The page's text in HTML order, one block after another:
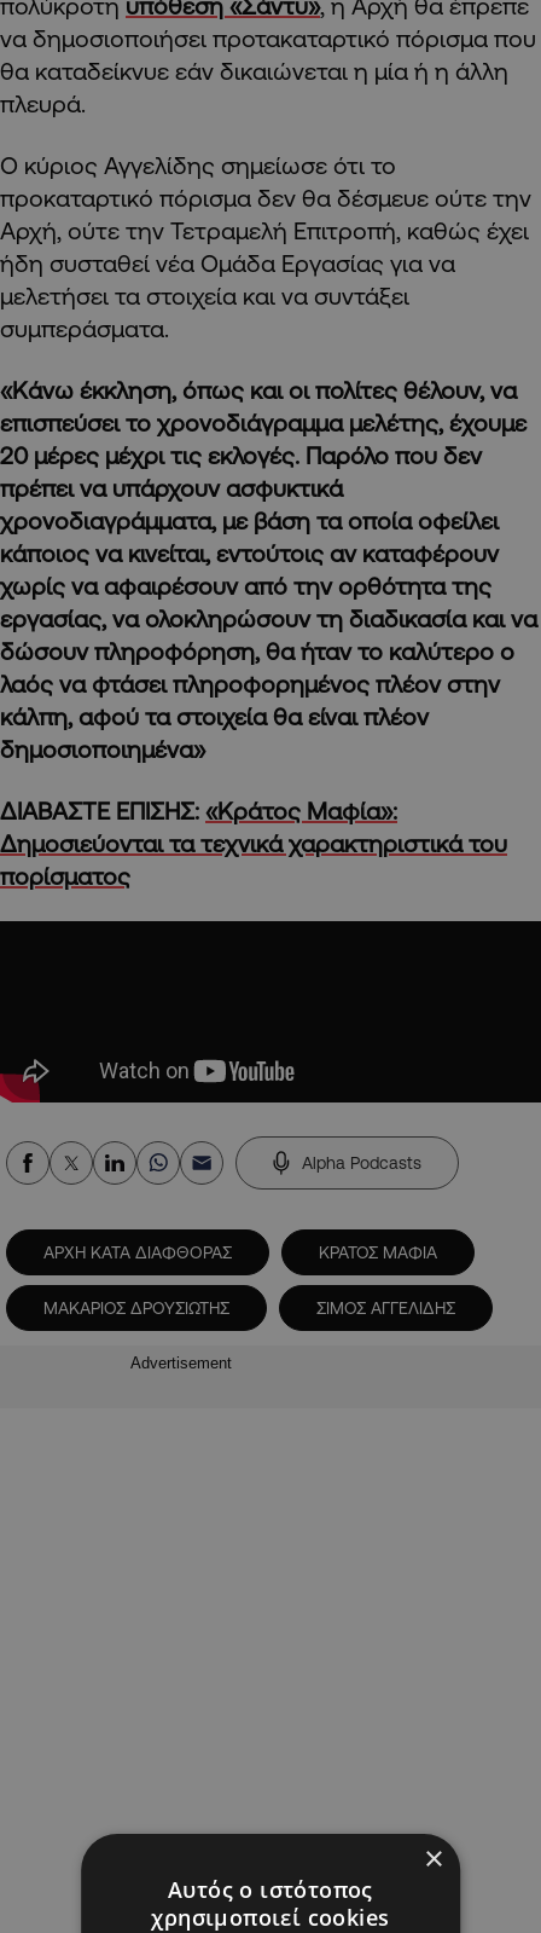
να δημοσιοποιήσει προτακαταρτικό πόρισμα που
θα καταδείκνυε εάν δικαιώνεται η μία ή η άλλη
πλευρά.
Ο κύριος Αγγελίδης σημείωσε ότι το
προκαταρτικό πόρισμα δεν θα δέσμευε ούτε την
Αρχή, ούτε την Τετραμελή Επιτροπή, καθώς έχει
ήδη συσταθεί νέα Ομάδα Εργασίας για να
μελετήσει τα στοιχεία και να συντάξει
συμπεράσματα.
«Κάνω έκκληση, όπως και οι πολίτες θέλουν, να
επισπεύσει το χρονοδιάγραμμα μελέτης, έχουμε
20 μέρες μέχρι τις εκλογές. Παρόλο που δεν
πρέπει να υπάρχουν ασφυκτικά
χρονοδιαγράμματα, με βάση τα οποία οφείλει
κάποιος να κινείται, εντούτοις αν καταφέρουν
χωρίς να αφαιρέσουν από την ορθότητα της
εργασίας, να ολοκληρώσουν τη διαδικασία και να
δώσουν πληροφόρηση, θα ήταν το καλύτερο ο
λαός να φτάσει πληροφορημένος πλέον στην
κάλπη, αφού τα στοιχεία θα είναι πλέον
δημοσιοποιημένα»
ΔΙΑΒΑΣΤΕ ΕΠΙΣΗΣ: «Κράτος Μαφία»:
Δημοσιεύονται τα τεχνικά χαρακτηριστικά του
πορίσματος
Alpha Podcasts
ΑΡΧΗ ΚΑΤΑ ΔΙΑΦΘΟΡΑΣ ΚΡΑΤΟΣ ΜΑΦΙΑ
ΜΑΚΑΡΙΟΣ ΔΡΟΥΣΙΩΤΗΣ ΣΙΜΟΣ ΑΓΓΕΛΙΔΗΣ
Advertisement
×
Αυτός ο ιστότοπος
χρησιμοποιεί cookies